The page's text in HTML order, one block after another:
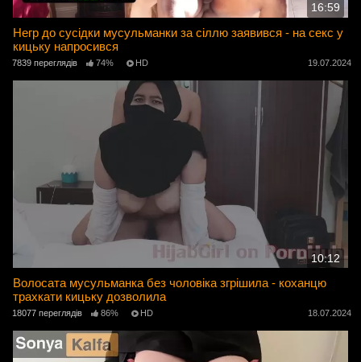
16:59
Негр до сусідки мусульманки за сіллю заявився - на секс у
кицьку напросився
7839 переглядів 74% HD 19.07.2024
10:12
Волосата мусульманка без чоловіка згрішила - коханцю
трахкати кицьку дозволила
18077 переглядів 86% HD 18.07.2024